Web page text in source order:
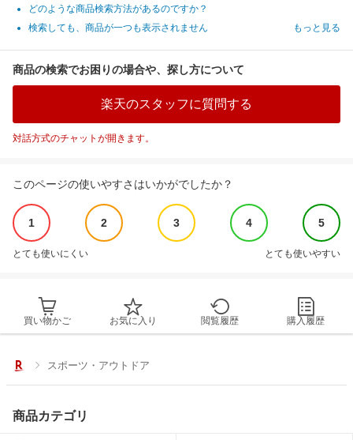
どのような商品検索方法があるのですか？
検索しても、商品が一つも表示されません
もっと見る
商品の検索でお困りの場合や、探し方について
楽天のスタッフに質問する
対話方式のチャットが開きます。
このページの使いやすさはいかがでしたか？
1 2 3 4 5
とても使いにくい とても使いやすい
買い物かご お気に入り 閲覧履歴 購入履歴
スポーツ・アウトドア
商品カテゴリ